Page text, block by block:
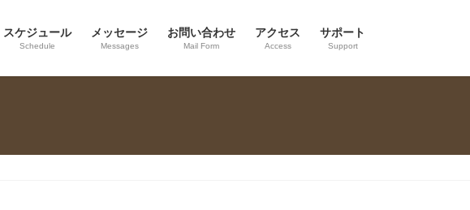
スケジュール
Schedule
メッセージ
Messages
お問い合わせ
Mail Form
アクセス
Access
サポート
Support